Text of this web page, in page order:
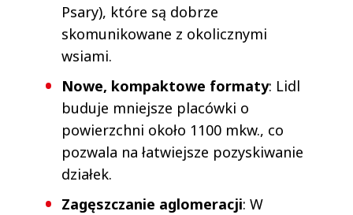
Psary), które są dobrze
skomunikowane z okolicznymi
wsiami.
Nowe, kompaktowe formaty: Lidl
buduje mniejsze placówki o
powierzchni około 1100 mkw., co
pozwala na łatwiejsze pozyskiwanie
działek.
Zagęszczanie aglomeracji: W